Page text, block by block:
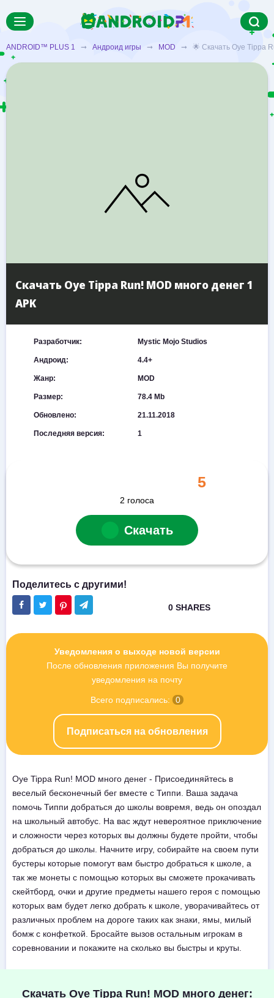
ANDROID™ PLUS 1 ➞ Андроид игры ➞ MOD ➞ 🌟 Скачать Oye Tippa
Скачать Oye Tippa Run! MOD много денег 1
APK
Разработчик: Mystic Mojo Studios
Андроид: 4.4+
Жанр: MOD
Размер: 78.4 Mb
Обновлено: 21.11.2018
Последняя версия: 1
5
2 голоса
Скачать
Уведомления о выходе новой версии
После обновления приложения Вы получите
уведомления на почту
Подписаться на обновления
Всего подписались: 0
Oye Tippa Run! MOD много денег - Присоединяйтесь в
веселый бесконечный бег вместе с Типпи. Ваша задача
помочь Типпи добраться до школы вовремя, ведь он опоздал
на школьный автобус. На вас ждут невероятное приключение
и сложности через которых вы должны будете пройти, чтобы
добраться до школы. Начните игру, собирайте на своем пути
бустеры которые помогут вам быстро добраться к школе, а
так же монеты с помощью которых вы сможете прокачивать
скейтборд, очки и другие предметы нашего героя с помощью
которых вам будет легко добрать к школе, уворачивайтесь от
различных проблем на дороге таких как знаки, ямы, милый
бомж с конфеткой. Бросайте вызов остальным игрокам в
соревновании и покажите на сколько вы быстры и круты.
Скачать Oye Tippa Run! MOD много денег: